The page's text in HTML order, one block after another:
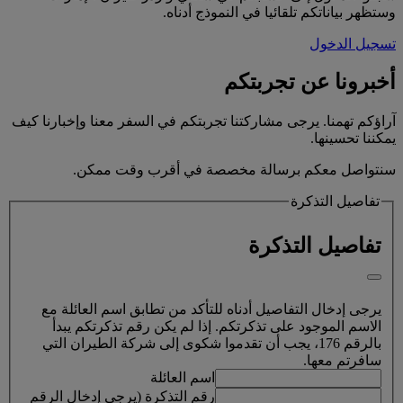
وستظهر بياناتكم تلقائيا في النموذج أدناه.
تسجيل الدخول
أخبرونا عن تجربتكم
آراؤكم تهمنا. يرجى مشاركتنا تجربتكم في السفر معنا وإخبارنا كيف
يمكننا تحسينها.
سنتواصل معكم برسالة مخصصة في أقرب وقت ممكن.
تفاصيل التذكرة
تفاصيل التذكرة
يرجى إدخال التفاصيل أدناه للتأكد من تطابق اسم العائلة مع
الاسم الموجود على تذكرتكم. إذا لم يكن رقم تذكرتكم يبدأ
بالرقم 176، يجب أن تقدموا شكوى إلى شركة الطيران التي
سافرتم معها.
اسم العائلة
رقم التذكرة (يرجى إدخال الرقم